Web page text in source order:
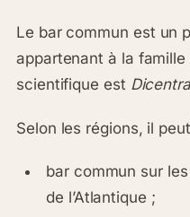
Le bar commun est un
appartenant à la
scientifique est
Selon les régions, il
bar commun sur
de l’Atlantique ;